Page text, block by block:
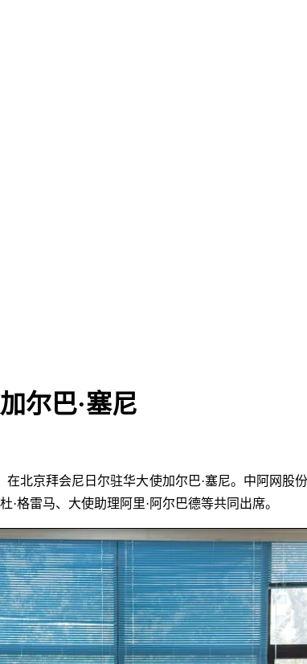
尔巴·塞尼
北京拜会尼日尔驻华大使加尔巴·塞尼。中阿网
格雷马、大使助理阿里·阿尔巴德等共同出席。